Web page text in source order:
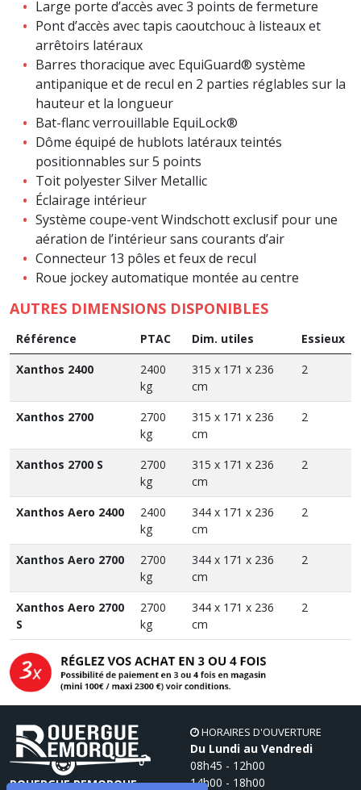
Large porte d’accès avec 3 points de fermeture
Pont d’accès avec tapis caoutchouc à listeaux et
arrêtoirs latéraux
Barres thoracique avec EquiGuard® système
antipanique et de recul en 2 parties réglables sur la
hauteur et la longueur
Bat-flanc verrouillable EquiLock®
Dôme équipé de hublots latéraux teintés
positionnables sur 5 points
Toit polyester Silver Metallic
Éclairage intérieur
Système coupe-vent Windschott exclusif pour une
aération de l’intérieur sans courants d’air
Connecteur 13 pôles et feux de recul
Roue jockey automatique montée au centre
AUTRES DIMENSIONS DISPONIBLES
Référence PTAC Dim. utiles
Essieux
Xanthos 2400
2400
kg
315 x 171 x 236
cm
2
Xanthos 2700
2700
kg
315 x 171 x 236
cm
2
Xanthos 2700 S
2700
kg
315 x 171 x 236
cm
2
Xanthos Aero 2400
2400
kg
344 x 171 x 236
cm
2
Xanthos Aero 2700
2700
kg
344 x 171 x 236
cm
2
Xanthos Aero 2700
S
2700
kg
344 x 171 x 236
cm
2
ROUERGUE REMORQUE
HORAIRES D'OUVERTURE
Du Lundi au Vendredi
08h45 - 12h00
14h00 - 18h00